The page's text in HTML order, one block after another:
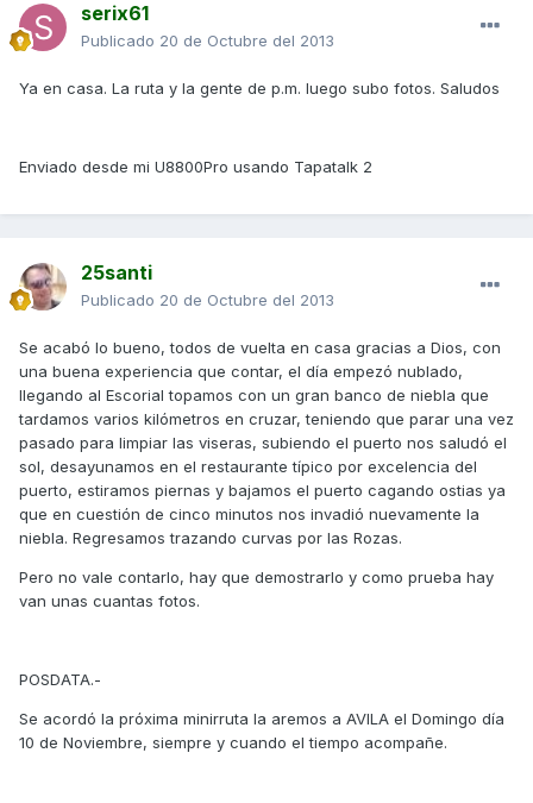
serix61
Publicado 20 de Octubre del 2013
Ya en casa. La ruta y la gente de p.m. luego subo fotos. Saludos
Enviado desde mi U8800Pro usando Tapatalk 2
25santi
Publicado 20 de Octubre del 2013
Se acabó lo bueno, todos de vuelta en casa gracias a Dios, con
una buena experiencia que contar, el día empezó nublado,
llegando al Escorial topamos con un gran banco de niebla que
tardamos varios kilómetros en cruzar, teniendo que parar una vez
pasado para limpiar las viseras, subiendo el puerto nos saludó el
sol, desayunamos en el restaurante típico por excelencia del
puerto, estiramos piernas y bajamos el puerto cagando ostias ya
que en cuestión de cinco minutos nos invadió nuevamente la
niebla. Regresamos trazando curvas por las Rozas.
Pero no vale contarlo, hay que demostrarlo y como prueba hay
van unas cuantas fotos.
POSDATA.-
Se acordó la próxima minirruta la aremos a AVILA el Domingo día
10 de Noviembre, siempre y cuando el tiempo acompañe.